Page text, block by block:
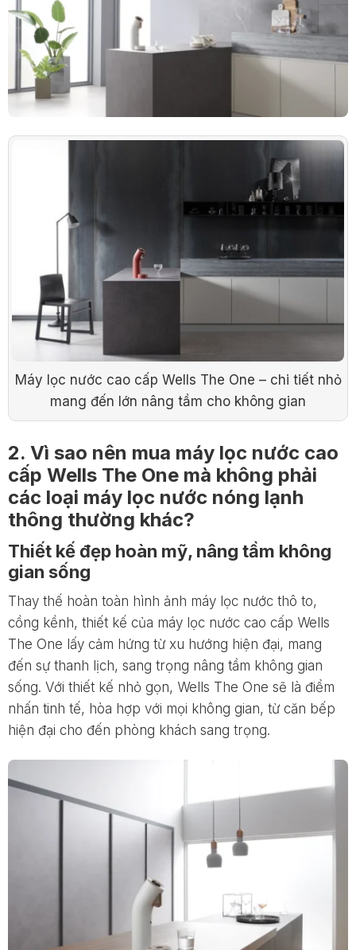
Máy lọc nước cao cấp Wells The One – chi tiết nhỏ
mang đến lớn nâng tầm cho không gian
2. Vì sao nên mua máy lọc nước cao
cấp Wells The One mà không phải
các loại máy lọc nước nóng lạnh
thông thường khác?
Thiết kế đẹp hoàn mỹ, nâng tầm không
gian sống
Thay thế hoàn toàn hình ảnh máy lọc nước thô to,
cồng kềnh, thiết kế của máy lọc nước cao cấp Wells
The One lấy cảm hứng từ xu hướng hiện đại, mang
đến sự thanh lịch, sang trọng nâng tầm không gian
sống. Với thiết kế nhỏ gọn, Wells The One sẽ là điểm
nhấn tinh tế, hòa hợp với mọi không gian, từ căn bếp
hiện đại cho đến phòng khách sang trọng.